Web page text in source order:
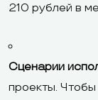
210 рублей в
Сценарии
проекты.